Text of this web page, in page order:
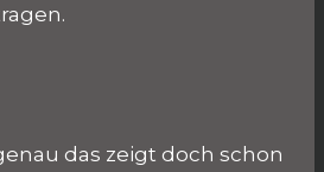
das zeigt doch schon